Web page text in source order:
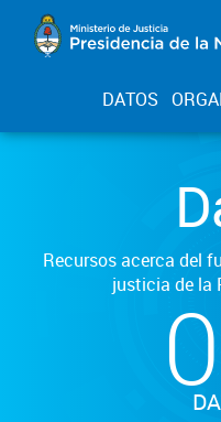
DATOS
Recursos acerca del
justicia de la